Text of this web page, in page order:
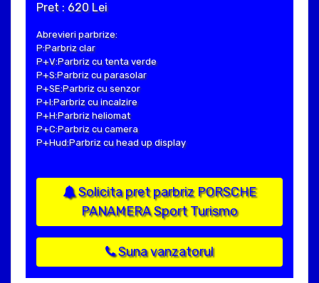
Pret : 620 Lei
Abrevieri parbrize:
P:Parbriz clar
P+V:Parbriz cu tenta verde
P+S:Parbriz cu parasolar
P+SE:Parbriz cu senzor
P+I:Parbriz cu incalzire
P+H:Parbriz heliomat
P+C:Parbriz cu camera
P+Hud:Parbriz cu head up display
Solicita pret parbriz PORSCHE
PANAMERA Sport Turismo
Suna vanzatorul